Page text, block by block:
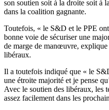
son soutien soit à la droite soit à
dans la coalition gagnante.
Toutefois, « le S&D et le PPE
bonne voie de sécuriser une
de marge de manœuvre,
libéraux.
Il a toutefois indiqué que « le
une étroite majorité et je pense
Avec le soutien des libéraux, les
assez facilement dans les